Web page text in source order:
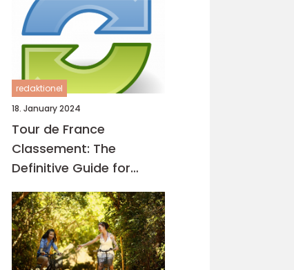
redaktionel
18. January 2024
Tour de France
Classement: The
Definitive Guide for
Cycling Enthusiasts